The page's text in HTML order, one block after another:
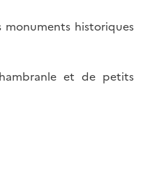
monuments historiques
et de petits